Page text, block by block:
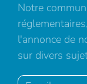
Notre
l'annonce de
sur divers